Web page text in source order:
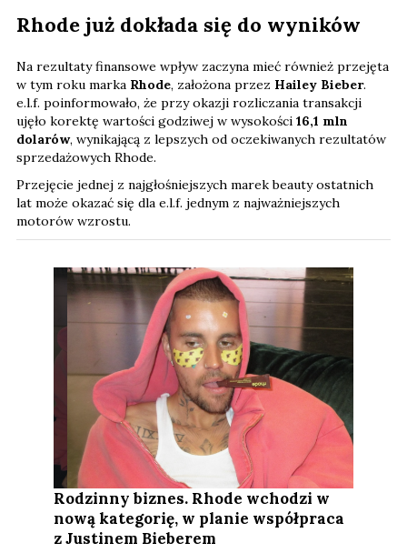
Rhode już dokłada się do wyników
Na rezultaty finansowe wpływ zaczyna mieć również przejęta
w tym roku marka Rhode, założona przez Hailey Bieber.
e.l.f. poinformowało, że przy okazji rozliczania transakcji
ujęło korektę wartości godziwej w wysokości 16,1 mln
dolarów, wynikającą z lepszych od oczekiwanych rezultatów
sprzedażowych Rhode.
Przejęcie jednej z najgłośniejszych marek beauty ostatnich
lat może okazać się dla e.l.f. jednym z najważniejszych
motorów wzrostu.
Rodzinny biznes. Rhode wchodzi w
nową kategorię, w planie współpraca
z Justinem Bieberem